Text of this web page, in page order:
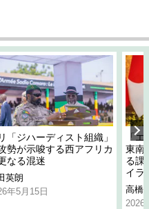
「ジハーディスト組織」
勢が示唆する西アフリカ
なる混迷
英朗
年5月15日
「
東南
る課
イラ
高橋
2026